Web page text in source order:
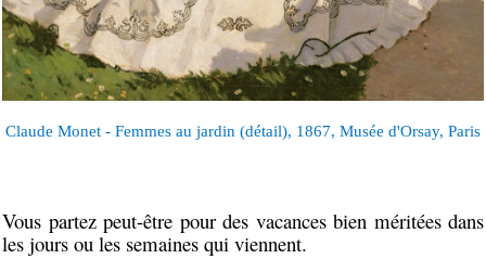
Claude Monet - Femmes au jardin (détail), 1867, Musée d'Orsay, Paris
Vous partez peut-être pour des vacances bien méritées dans
les jours ou les semaines qui viennent.